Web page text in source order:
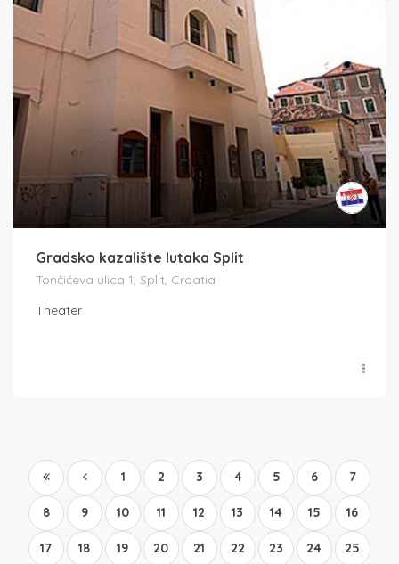
Gradsko kazalište lutaka Split
Tončićeva ulica 1, Split, Croatia
Theater
1 2 3 4 5 6 7
8 9 10 11 12 13 14 15 16
17 18 19 20 21 22 23 24 25